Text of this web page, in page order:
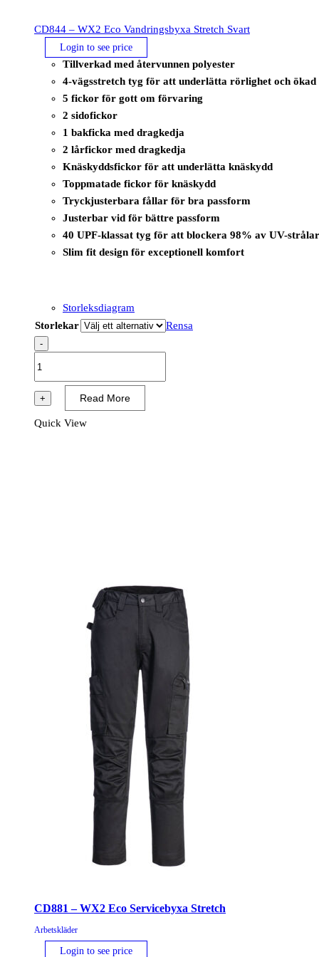
CD844 – WX2 Eco Vandringsbyxa Stretch Svart
Login to see price
Tillverkad med återvunnen polyester
4-vägsstretch tyg för att underlätta rörlighet och
5 fickor för gott om förvaring
2 sidofickor
1 bakficka med dragkedja
2 lårfickor med dragkedja
Knäskyddsfickor för att underlätta knäskydd
Toppmatade fickor för knäskydd
Tryckjusterbara fållar för bra passform
Justerbar vid för bättre passform
40 UPF-klassat tyg för att blockera 98% av UV-
Slim fit design för exceptionell komfort
Storleksdiagram
Storlekar
Rensa
-
WX2
Vandringsbyxa
+ Read More
Quick View
CD881 – WX2 Eco Servicebyxa Stretch
Arbetskläder
Login to see price